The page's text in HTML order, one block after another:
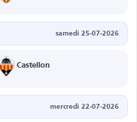
samedi 25-07-2026
Castellon
mercredi 22-07-2026